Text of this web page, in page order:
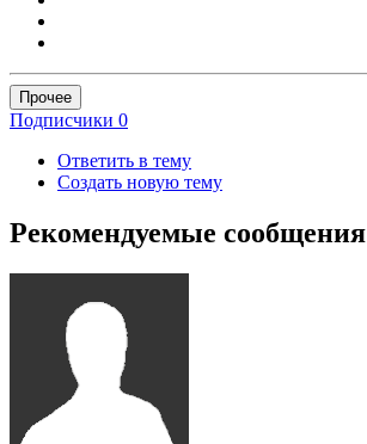
Прочее
Подписчики 0
Ответить в тему
Создать новую тему
Рекомендуемые сообщения